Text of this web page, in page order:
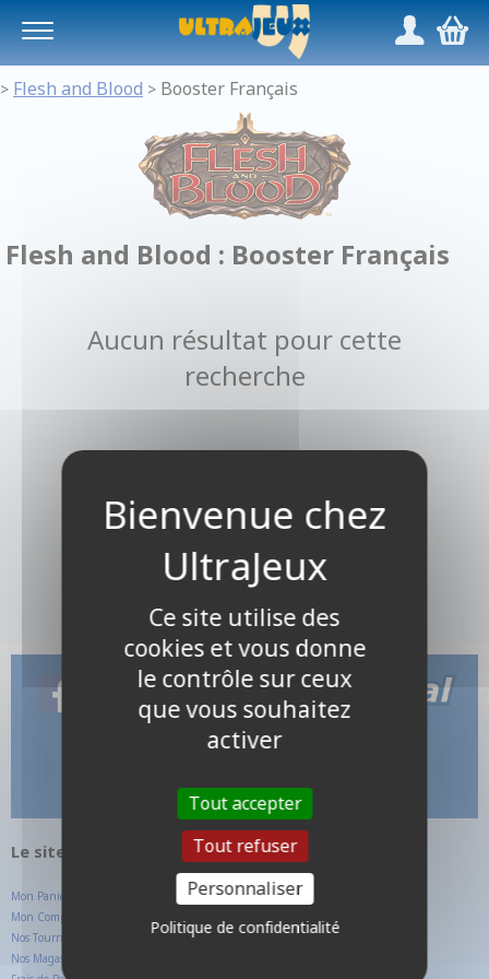
/,
> Flesh and Blood > Booster Français
Flesh and Blood : Booster Français
Aucun résultat pour cette
recherche
Le site internet UltraJeux.com
Mon Panier
Mon Compte Client
Nos Tournois
Nos Magasins
Ce site utilise des
cookies et vous donne
le contrôle sur ceux
que vous souhaitez
activer
Tout accepter
Tout refuser
Personnaliser
Politique de confidentialité